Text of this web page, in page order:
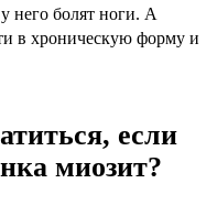
него болят ноги. А
в хроническую форму и
если
миозит?